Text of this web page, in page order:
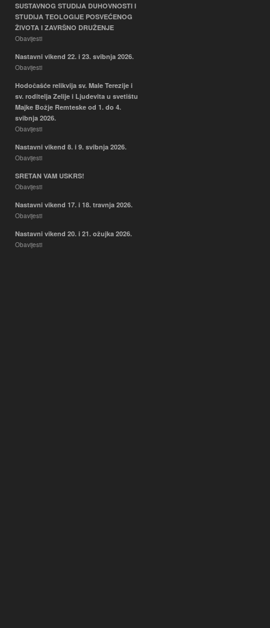
SUSTAVNOG STUDIJA DUHOVNOSTI I
STUDIJA TEOLOGIJE POSVEĆENOG
ŽIVOTA I ZAVRŠNO DRUŽENJE
Obavijesti
Nastavni vikend 22. i 23. svibnja 2026.
Obavijesti
Hodočašće relikvija sv. Male Terezije i
sv. roditelja Zelije i Ljudevita u svetištu
Majke Božje Remteske od 1. do 4.
svibnja 2026.
Obavijesti
Nastavni vikend 8. i 9. svibnja 2026.
Obavijesti
SRETAN VAM USKRS!
Obavijesti
Nastavni vikend 17. i 18. travnja 2026.
Obavijesti
Nastavni vikend 20. i 21. ožujka 2026.
Obavijesti